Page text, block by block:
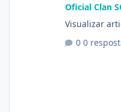
Oficial Clan
Visualizar
0